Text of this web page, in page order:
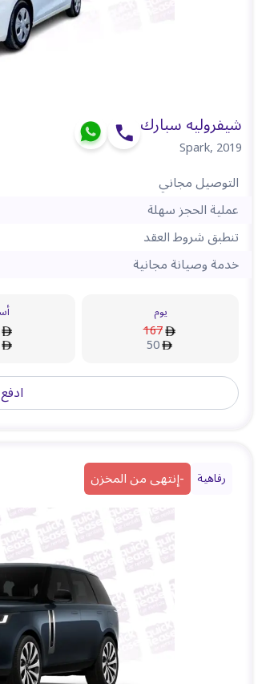
شيفروليه سبارك
Spark,2019
التوصيل مجاني
عملية الحجز سهلة
تنطبق شروط العقد
خدمة وصيانة مجانية
يوم
167
50
رفاهية -إنتهى من المخزن